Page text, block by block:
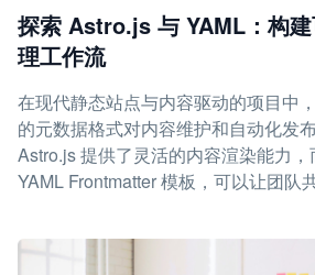
探索 Astro.js 与 YAML：构
理工作流
在现代静态站点与内容驱动的项目中
的元数据格式对内容维护和自动化发布
Astro.js 提供了灵活的内容渲染能力
YAML Frontmatter 模板，可以让团队